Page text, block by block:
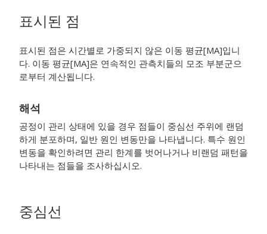
표시된 점
표시된 점은 시간별로 가중되지 않은 이동 평균[MA]입니
다. 이동 평균[MA]은 연속적인 관측치들의 모조 부분군으
로부터 계산됩니다.
해석
공정이 관리 상태에 있을 경우 점들이 중심선 주위에 랜덤
하게 분포하며, 일반 원인 변동만을 나타냅니다. 특수 원인
변동을 확인하려면 관리 한계를 벗어나거나 비랜덤 패턴을
나타내는 점들을 조사하십시오.
중심선